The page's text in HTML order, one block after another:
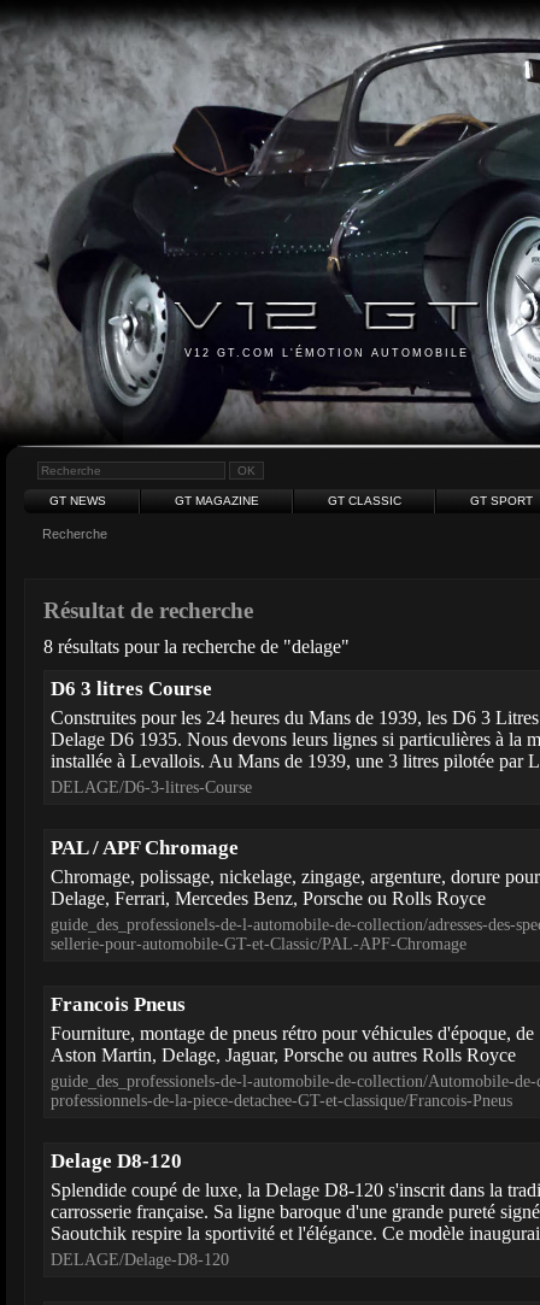
V12 GT.COM L'ÉMOTION AUTOMOBILE
GT NEWS GT MAGAZINE GT CLASSIC GT SPORT
Recherche
Résultat de recherche
8 résultats pour la recherche de "delage"
D6 3 litres Course
Construites pour les 24 heures du Mans de 1939, les D6 3
Delage D6 1935. Nous devons leurs lignes si particulières à la
installée à Levallois. Au Mans de 1939, une 3 litres pilotée par
DELAGE/D6-3-litres-Course
PAL / APF Chromage
Chromage, polissage, nickelage, zingage, argenture, dorure
Delage, Ferrari, Mercedes Benz, Porsche ou Rolls Royce
guide_des_professionels-de-l-automobile-de-collection/adresses-des-
sellerie-pour-automobile-GT-et-Classic/PAL-APF-Chromage
Francois Pneus
Fourniture, montage de pneus rétro pour véhicules d'époque,
Aston Martin, Delage, Jaguar, Porsche ou autres Rolls Royce
guide_des_professionels-de-l-automobile-de-collection/Automobile-
professionnels-de-la-piece-detachee-GT-et-classique/Francois-Pneus
Delage D8-120
Splendide coupé de luxe, la Delage D8-120 s'inscrit dans la
carrosserie française. Sa ligne baroque d'une grande pureté
Saoutchik respire la sportivité et l'élégance. Ce modèle
DELAGE/Delage-D8-120